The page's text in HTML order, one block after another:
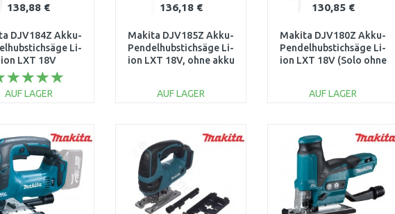
138,88 €
DJV184Z Akku-
Li-
ion LXT 18V
AUF LAGER
Vergleichen
136,18 €
Makita DJV185Z Akku-
Pendelhubstichsäge Li-
ion LXT 18V, ohne akku
AUF LAGER
Vergleichen
130,85 €
Makita DJV180Z Akku-
Pendelhubstichsäge Li-
ion LXT 18V (Solo ohne
AUF LAGER
Vergleichen